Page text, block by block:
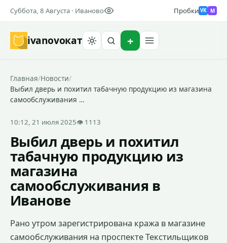
Суббота, 8 Августа · Иваново Пробки VK M
ivanovoкат
Главная/Новости/
Выбил дверь и похитил табачную продукцию из магазина
самообслуживания …
10:12, 21 июля 2025👁 1113
Выбил дверь и похитил
табачную продукцию из
магазина
самообслуживания в
Иванове
Рано утром зарегистрирована кража в магазине
самообслуживания на проспекте Текстильщиков